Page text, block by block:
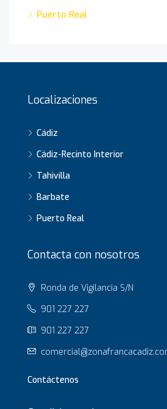
Puerto Real
Localizaciones
Cádiz
Cádiz-Recinto Interior
Tahivilla
Barbate
Puerto Real
Contacta con nosotros
Ronda de Vigilancia S/N
901 227 227
901 227 227
Contáctenos